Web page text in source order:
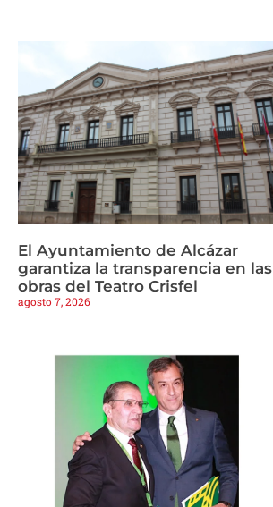
El Ayuntamiento de Alcázar
garantiza la transparencia en las
obras del Teatro Crisfel
agosto 7, 2026